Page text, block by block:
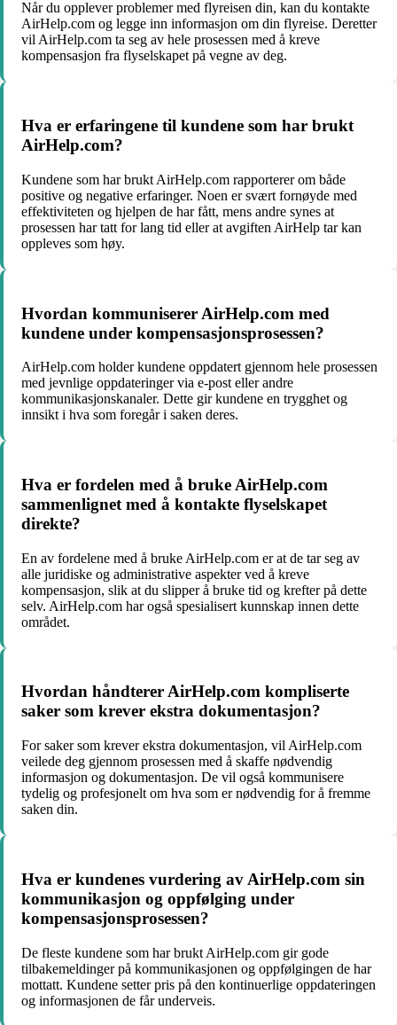
Når du opplever problemer med flyreisen din, kan du kontakte
AirHelp.com og legge inn informasjon om din flyreise. Deretter
vil AirHelp.com ta seg av hele prosessen med å kreve
kompensasjon fra flyselskapet på vegne av deg.
Hva er erfaringene til kundene som har brukt
AirHelp.com?
Kundene som har brukt AirHelp.com rapporterer om både
positive og negative erfaringer. Noen er svært fornøyde med
effektiviteten og hjelpen de har fått, mens andre synes at
prosessen har tatt for lang tid eller at avgiften AirHelp tar kan
oppleves som høy.
Hvordan kommuniserer AirHelp.com med
kundene under kompensasjonsprosessen?
AirHelp.com holder kundene oppdatert gjennom hele prosessen
med jevnlige oppdateringer via e-post eller andre
kommunikasjonskanaler. Dette gir kundene en trygghet og
innsikt i hva som foregår i saken deres.
Hva er fordelen med å bruke AirHelp.com
sammenlignet med å kontakte flyselskapet
direkte?
En av fordelene med å bruke AirHelp.com er at de tar seg av
alle juridiske og administrative aspekter ved å kreve
kompensasjon, slik at du slipper å bruke tid og krefter på dette
selv. AirHelp.com har også spesialisert kunnskap innen dette
området.
Hvordan håndterer AirHelp.com kompliserte
saker som krever ekstra dokumentasjon?
For saker som krever ekstra dokumentasjon, vil AirHelp.com
veilede deg gjennom prosessen med å skaffe nødvendig
informasjon og dokumentasjon. De vil også kommunisere
tydelig og profesjonelt om hva som er nødvendig for å fremme
saken din.
Hva er kundenes vurdering av AirHelp.com sin
kommunikasjon og oppfølging under
kompensasjonsprosessen?
De fleste kundene som har brukt AirHelp.com gir gode
tilbakemeldinger på kommunikasjonen og oppfølgingen de har
mottatt. Kundene setter pris på den kontinuerlige oppdateringen
og informasjonen de får underveis.